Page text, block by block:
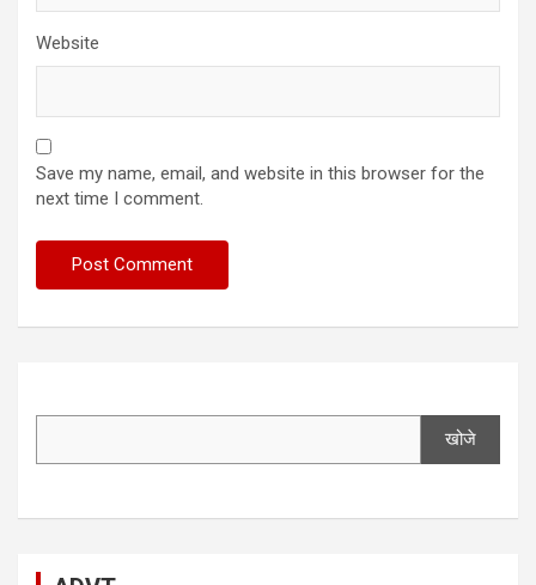
Website
Save my name, email, and website in this browser for the
next time I comment.
खोजे